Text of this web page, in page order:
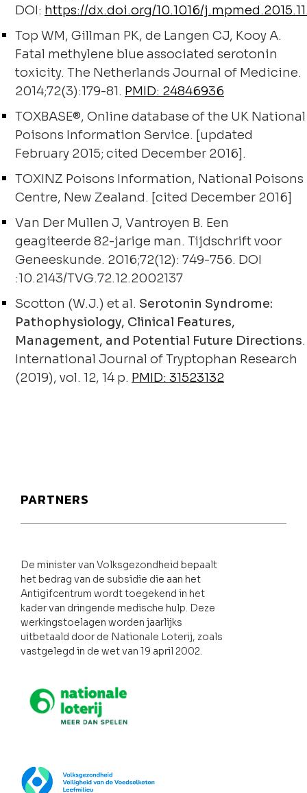
DOI: https://dx.doi.org/10.1016/
Top WM, Gillman PK, de Langen CJ, Kooy A.
Fatal methylene blue associated serotonin
toxicity. The Netherlands Journal of Medicine.
2014;72(3):179-81. PMID: 24846936
TOXBASE®, Online database of the UK National
Poisons Information Service. [updated
February 2015; cited December 2016].
TOXINZ Poisons Information, National Poisons
Centre, New Zealand. [cited December 2016]
Van Der Mullen J, Vantroyen B. Een
geagiteerde 82-jarige man. Tijdschrift voor
Geneeskunde. 2016;72(12): 749-756. DOI
:10.2143/TVG.72.12.2002137
Scotton (W.J.) et al. Serotonin Syndrome:
Pathophysiology, Clinical Features,
Management, and Potential Future Directions.
International Journal of Tryptophan Research
(2019), vol. 12, 14 p. PMID: 31523132
PARTNERS
De minister van Volksgezondheid bepaalt
het bedrag van de subsidie die aan het
Antigifcentrum wordt toegekend in het
kader van dringende medische hulp. Deze
werkingstoelagen worden jaarlijks
uitbetaald door de Nationale Loterij, zoals
vastgelegd in de wet van 19 april 2002.
Nationale loterij